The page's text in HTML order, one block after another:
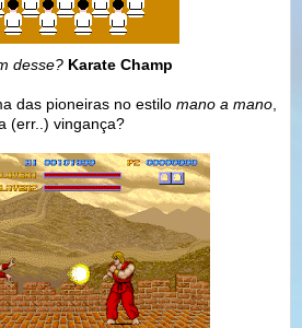
desse? Karate Champ
das pioneiras no estilo mano a mano
(err..) vingança?